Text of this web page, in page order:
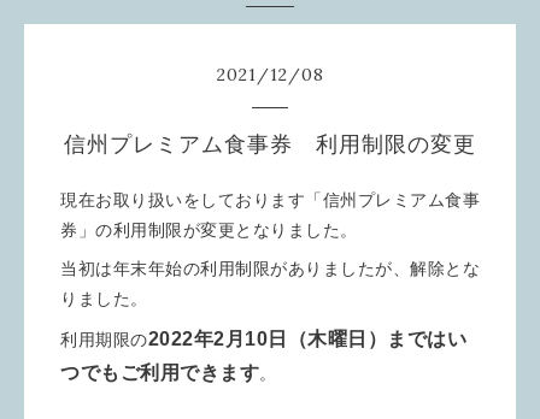
2021/12/08
信州プレミアム食事券 利用制限の変更
現在お取り扱いをしております「信州プレミアム食事
券」の利用制限が変更となりました。
当初は年末年始の利用制限がありましたが、解除とな
りました。
利用期限の2022年2月10日（木曜日）まではい
つでもご利用できます。